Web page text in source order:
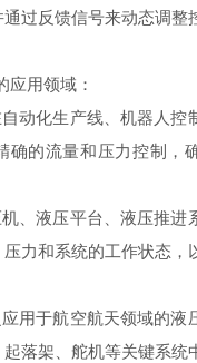
过反馈信号来动态调整
用领域：
化生产线、机器人控
确的流量和压力控制，
液压平台、液压推进
力和系统的工作状态，
于航空航天领域的液
落架、舵机等关键系统